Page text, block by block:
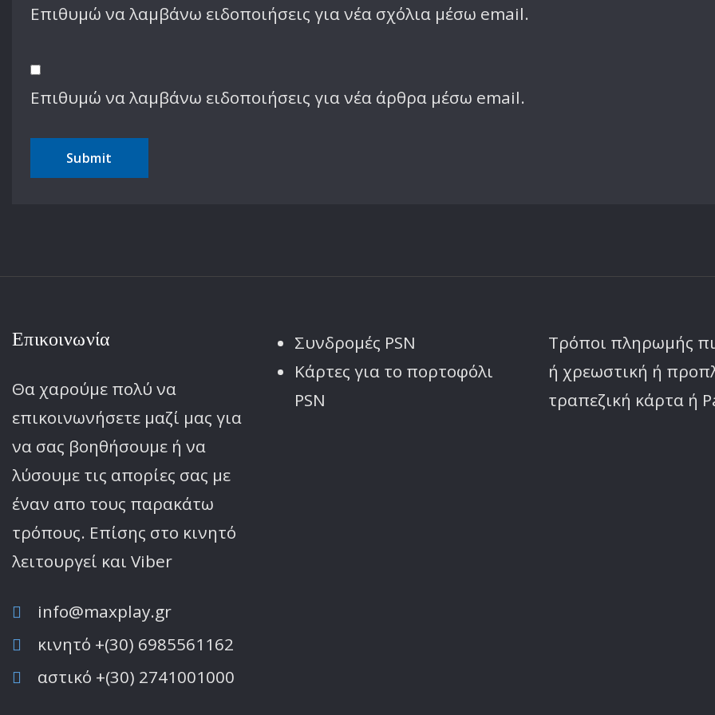
Επιθυμώ να λαμβάνω ειδοποιήσεις για νέα σχόλια μέσω email.
Επιθυμώ να λαμβάνω ειδοποιήσεις για νέα άρθρα μέσω email.
Επικοινωνία
Θα χαρούμε πολύ να
επικοινωνήσετε μαζί μας για
να σας βοηθήσουμε ή να
λύσουμε τις απορίες σας με
έναν απο τους παρακάτω
τρόπους. Επίσης στο κινητό
λειτoυργεί και Viber
info@maxplay.gr
κινητό +(30) 6985561162
αστικό +(30) 2741001000
Συνδρομές PSN
Κάρτες για το πορτοφόλι
PSN
Τρόποι πληρωμής
ή χρεωστική ή
τραπεζική κάρτα ή